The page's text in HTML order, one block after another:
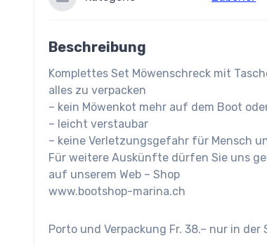
Beschreibung
Komplettes Set Möwenschreck mit Tasche für Magnetplatte und Tasche um
alles zu verpacken
– kein Möwenkot mehr auf dem Boot
– leicht verstaubar
– keine Verletzungsgefahr für Mensch
Für weitere Auskünfte dürfen Sie uns
auf unserem Web – Shop
www.bootshop-marina.ch
Porto und Verpackung Fr. 38.– nur in